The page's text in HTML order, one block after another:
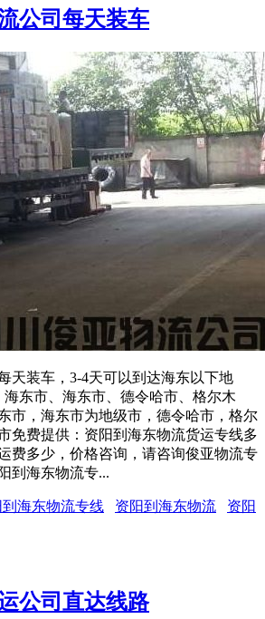
公司每天装车
天装车，3-4天可以到达海东以下地
海东市、海东市、德令哈市、格尔木
市，海东市为地级市，德令哈市，格尔
免费提供：资阳到海东物流货运专线多
费多少，价格咨询，请咨询俊亚物流专
到海东物流专...
到海东物流专线 资阳到海东物流
资阳
公司直达线路